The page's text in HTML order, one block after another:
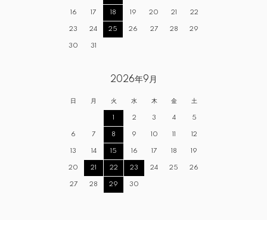
16 17 18 19 20 21 22
23 24 25 26 27 28 29
30 31
2026年9月
日 月 火 水 木 金 土
1 2 3 4 5
6 7 8 9 10 11 12
13 14 15 16 17 18 19
20 21 22 23 24 25 26
27 28 29 30